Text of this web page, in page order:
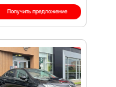
Получить предложение